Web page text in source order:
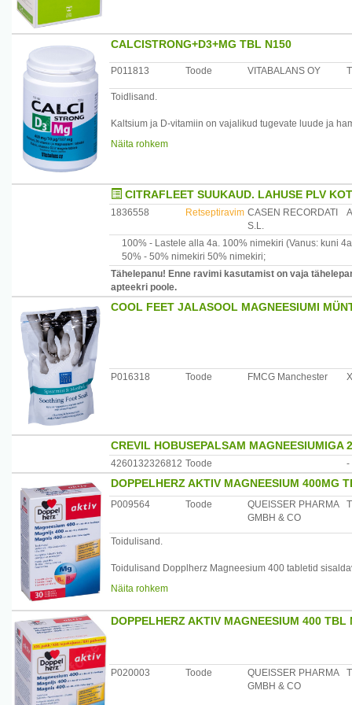
CALCISTRONG+D3+MG TBL N150
P011813 Toode VITABALANS OY
Toidlisand.
Kaltsium ja D-vitamiin on vajalikud tugevate luude ja
Piisav päevane kogus kaltsiumit ja D-vitamiini on
rinnaga toitvatele emadele ning taimetoitlastele.
Magneesium on oluline mineraalaine luustikule,
vähemalt 300 ensüümprotsessis osaledes
närvirakkude ülekandemehhanismides ning organismi
Koostis: 1 tablett sisaldab kaltsiumi 400mg, ViatmiinD-
Suhkruvaba, latoosivaba, gluteenivaba, pärmivaba.
Kasutamine: 1 tablett päevas koos veega sisse võtta
Näita rohkem
CITRAFLEET SUUKAUD. LAHUSE PLV
1836558 Retseptiravim CASEN RECORDATI
S.L.
100% - Lastele alla 4a. 100% nimekiri (Vanus: kuni
50% - 50% nimekiri 50% nimekiri;
Tähelepanu! Enne ravimi kasutamist on vaja
apteekri poole.
COOL FEET JALASOOL MAGNEESIUMI
P016318 Toode FMCG Manchester
CREVIL HOBUSEPALSAM MAGNEESIUMIGA
4260132326812 Toode -
DOPPELHERZ AKTIV MAGNEESIUM 400MG
P009564 Toode
QUEISSER PHARMA
GMBH & CO
Toidulisand.
Toidulisand Dopplherz Magneesium 400 tabletid
Tänapäeval avaldavad tööelu, sport ja stress suuri
Seetõttu on väga oluline tagada organismi varustatus
foolhappega. Nende toitainete vajadus võib suureneda
Päevane kogus (1 tablett) sisaldab (kogus %-des) :
mg (382%), B6-vitamiin 5
mg (357%), B12-vitamiin 5 mcg (200%), foolhape 600
Näita rohkem
DOPPELHERZ AKTIV MAGNEESIUM 400 TBL
P020003 Toode
QUEISSER PHARMA
GMBH & CO